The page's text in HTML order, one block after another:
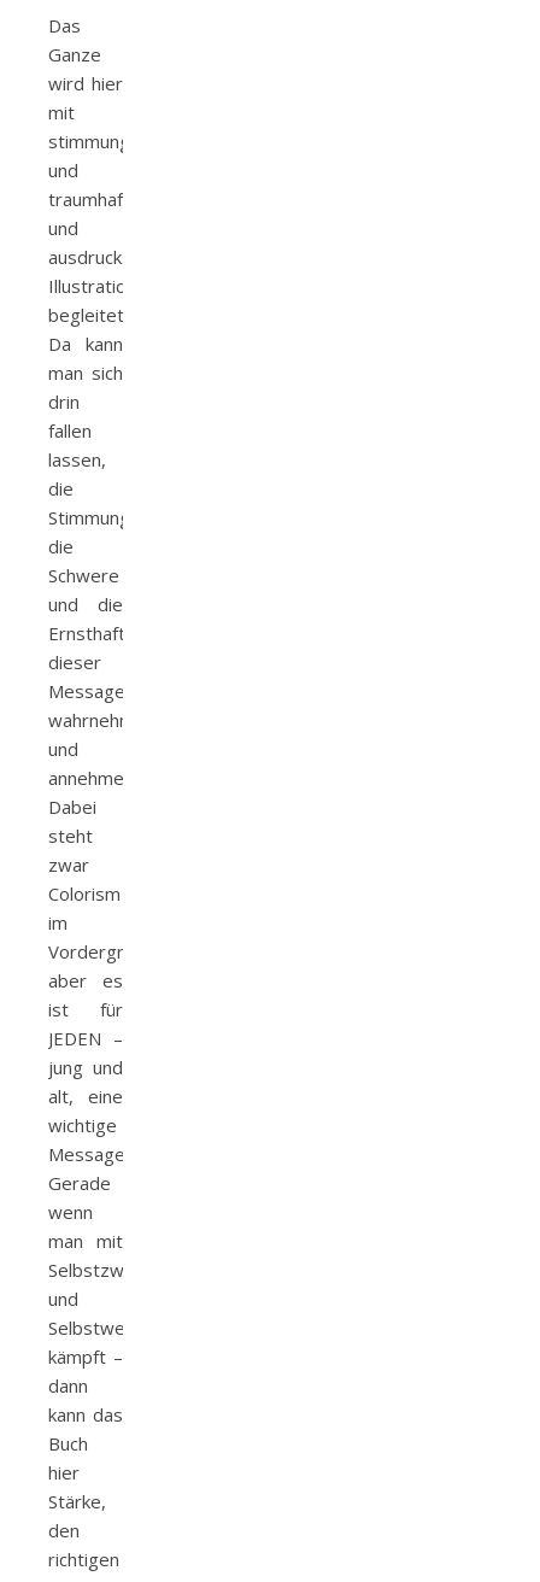
Das
Ganze
wird hier
mit
stimmungsvollen
und
traumhaften
und
ausdrucksstarken
Illustrationen
begleitet.
Da kann
man sich
drin
fallen
lassen,
die
Stimmung,
die
Schwere
und die
Ernsthaftigkeit
dieser
Message
wahrnehmen
und
annehmen.
Dabei
steht
zwar
Colorism
im
Vordergrund…
aber es
ist für
JEDEN –
jung und
alt, eine
wichtige
Message.
Gerade
wenn
man mit
Selbstzweifeln
und
Selbstwertgefühlen
kämpft –
dann
kann das
Buch
hier
Stärke,
den
richtigen